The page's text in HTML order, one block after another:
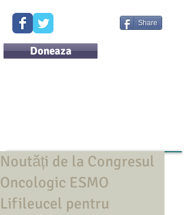
Share
Doneaza
Noutăți de la Congresul
Oncologic ESMO
Lifileucel pentru